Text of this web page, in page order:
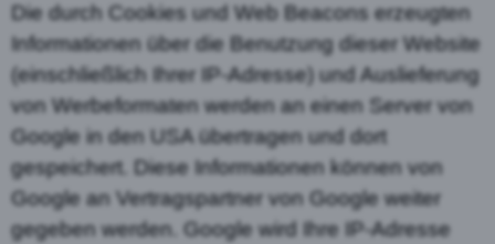
Die durch Cookies und Web Beacons erzeugten
Informationen über die Benutzung dieser Website
(einschließlich Ihrer IP-Adresse) und Auslieferung
von Werbeformaten werden an einen Server von
Google in den USA übertragen und dort
gespeichert. Diese Informationen können von
Google an Vertragspartner von Google weiter
gegeben werden. Google wird Ihre IP-Adresse